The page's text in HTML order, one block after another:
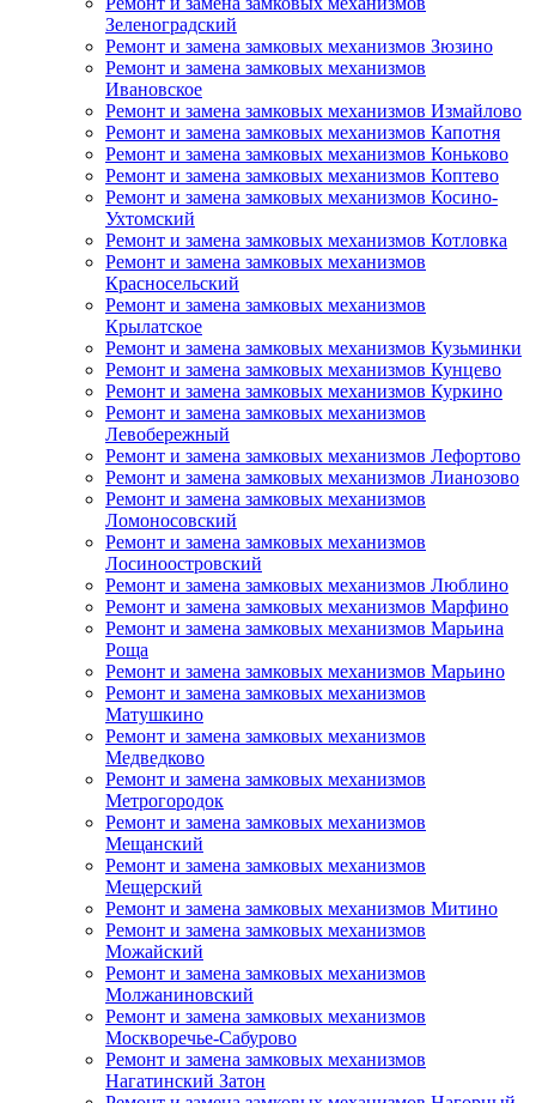
Зеленоградский
Ремонт и замена замковых механизмов Зюзино
Ремонт и замена замковых механизмов
Ивановское
Ремонт и замена замковых механизмов Измайлово
Ремонт и замена замковых механизмов Капотня
Ремонт и замена замковых механизмов Коньково
Ремонт и замена замковых механизмов Коптево
Ремонт и замена замковых механизмов Косино-
Ухтомский
Ремонт и замена замковых механизмов Котловка
Ремонт и замена замковых механизмов
Красносельский
Ремонт и замена замковых механизмов
Крылатское
Ремонт и замена замковых механизмов Кузьминки
Ремонт и замена замковых механизмов Кунцево
Ремонт и замена замковых механизмов Куркино
Ремонт и замена замковых механизмов
Левобережный
Ремонт и замена замковых механизмов Лефортово
Ремонт и замена замковых механизмов Лианозово
Ремонт и замена замковых механизмов
Ломоносовский
Ремонт и замена замковых механизмов
Лосиноостровский
Ремонт и замена замковых механизмов Люблино
Ремонт и замена замковых механизмов Марфино
Ремонт и замена замковых механизмов Марьина
Роща
Ремонт и замена замковых механизмов Марьино
Ремонт и замена замковых механизмов
Матушкино
Ремонт и замена замковых механизмов
Медведково
Ремонт и замена замковых механизмов
Метрогородок
Ремонт и замена замковых механизмов
Мещанский
Ремонт и замена замковых механизмов
Мещерский
Ремонт и замена замковых механизмов Митино
Ремонт и замена замковых механизмов
Можайский
Ремонт и замена замковых механизмов
Молжаниновский
Ремонт и замена замковых механизмов
Москворечье-Сабурово
Ремонт и замена замковых механизмов
Нагатинский Затон